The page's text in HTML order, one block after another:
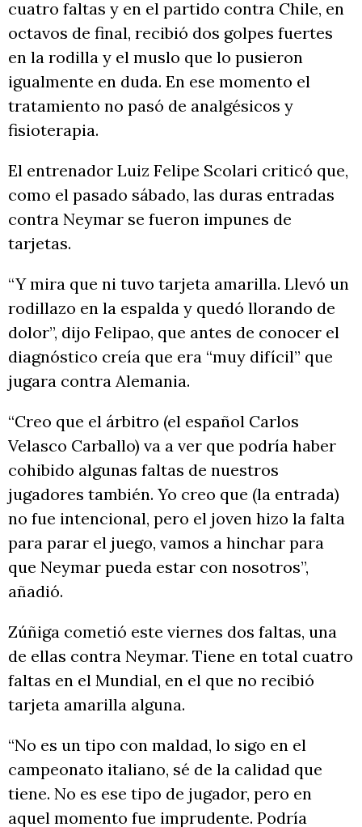
cuatro faltas y en el partido contra Chile, en
octavos de final, recibió dos golpes fuertes
en la rodilla y el muslo que lo pusieron
igualmente en duda. En ese momento el
tratamiento no pasó de analgésicos y
fisioterapia.
El entrenador Luiz Felipe Scolari criticó que,
como el pasado sábado, las duras entradas
contra Neymar se fueron impunes de
tarjetas.
“Y mira que ni tuvo tarjeta amarilla. Llevó un
rodillazo en la espalda y quedó llorando de
dolor”, dijo Felipao, que antes de conocer el
diagnóstico creía que era “muy difícil” que
jugara contra Alemania.
“Creo que el árbitro (el español Carlos
Velasco Carballo) va a ver que podría haber
cohibido algunas faltas de nuestros
jugadores también. Yo creo que (la entrada)
no fue intencional, pero el joven hizo la falta
para parar el juego, vamos a hinchar para
que Neymar pueda estar con nosotros”,
añadió.
Zúñiga cometió este viernes dos faltas, una
de ellas contra Neymar. Tiene en total cuatro
faltas en el Mundial, en el que no recibió
tarjeta amarilla alguna.
“No es un tipo con maldad, lo sigo en el
campeonato italiano, sé de la calidad que
tiene. No es ese tipo de jugador, pero en
aquel momento fue imprudente. Podría